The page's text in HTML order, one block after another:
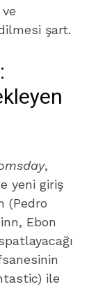
şart.
,
yeni giriş
(Pedro
Ebon
ile